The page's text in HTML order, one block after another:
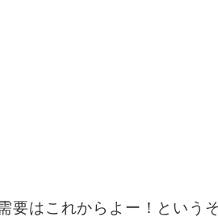
要はこれからよー！という